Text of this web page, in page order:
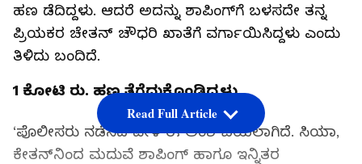
ಹಣ ಡೆದಿದ್ದಳು. ಆದರೆ ಅದನ್ನು ಶಾಪಿಂಗ್‌ಗೆ ಬಳಸದೇ ತನ್ನ
ಪ್ರಿಯಕರ ಚೇತನ್‌ ಚೌಧರಿ ಖಾತೆಗೆ ವರ್ಗಾಯಿಸಿದ್ದಳು ಎಂದು
ತಿಳಿದು ಬಂದಿದೆ.
1 ಕೋಟಿ ರು. ಹಣ ತೆಗೆದುಕೊಂಡಿದ್ದಳು
‘ಪೊಲೀಸರು ನಡೆಸಿದ ವೇಳೆ ಈ ಅಂಶ ಬಯಲಾಗಿದೆ. ಸಿಯಾ,
ಕೇತನ್‌ನಿಂದ ಮದುವೆ ಶಾಪಿಂಗ್‌ ಹಾಗೂ ಇನ್ನಿತರ
Read Full Article